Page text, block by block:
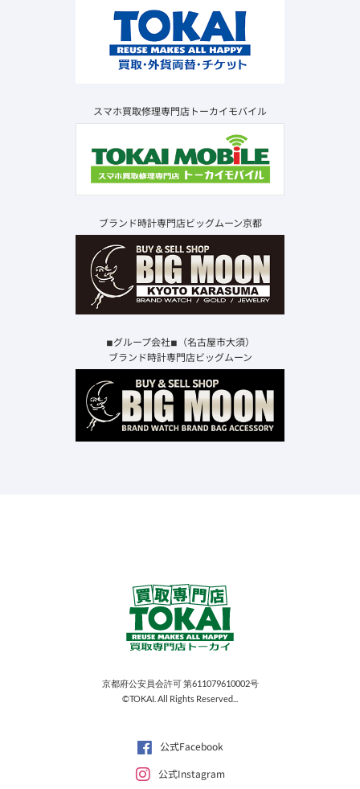
スマホ買取修理専門店トーカイモバイル
ブランド時計専門店ビッグムーン京都
◾︎グループ会社◾︎（名古屋市大須）
ブランド時計専門店ビッグムーン
京都府公安員会許可 第611079610002号
©TOKAI. All Rights Reserved...
公式Facebook
公式Instagram